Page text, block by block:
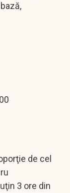
de cel
3 ore din